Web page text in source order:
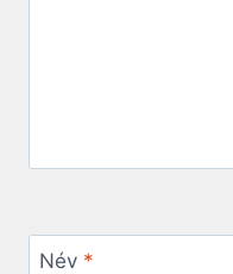
Név *